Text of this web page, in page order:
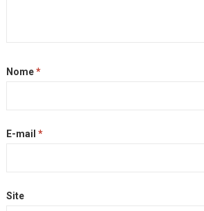
Nome*
E-mail *
Site